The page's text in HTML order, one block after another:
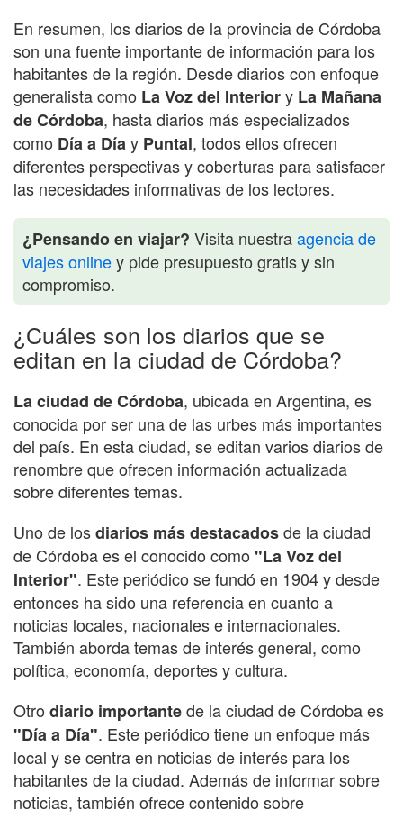
En resumen, los diarios de la provincia de Córdoba
son una fuente importante de información para los
habitantes de la región. Desde diarios con enfoque
generalista como La Voz del Interiory La Mañana
de Córdoba, hasta diarios más especializados
como Día a Díay Puntal, todos ellos ofrecen
diferentes perspectivas y coberturas para satisfacer
las necesidades informativas de los lectores.
¿Pensando en viajar? Visita nuestraagencia de
viajes onliney pide presupuesto gratis y sin
compromiso.
¿Cuáles son los diarios que se
editan en la ciudad de Córdoba?
La ciudad de Córdoba, ubicada en Argentina, es
conocida por ser una de las urbes más importantes
del país. En esta ciudad, se editan varios diarios de
renombre que ofrecen información actualizada
sobre diferentes temas.
Uno de losdiarios más destacadosde la ciudad
de Córdoba es el conocido como "La Voz del
Interior". Este periódico se fundó en 1904 y desde
entonces ha sido una referencia en cuanto a
noticias locales, nacionales e internacionales.
También aborda temas de interés general, como
política, economía, deportes y cultura.
Otro diario importantede la ciudad de Córdoba es
"Día a Día". Este periódico tiene un enfoque más
local y se centra en noticias de interés para los
habitantes de la ciudad. Además de informar sobre
noticias, también ofrece contenido sobre